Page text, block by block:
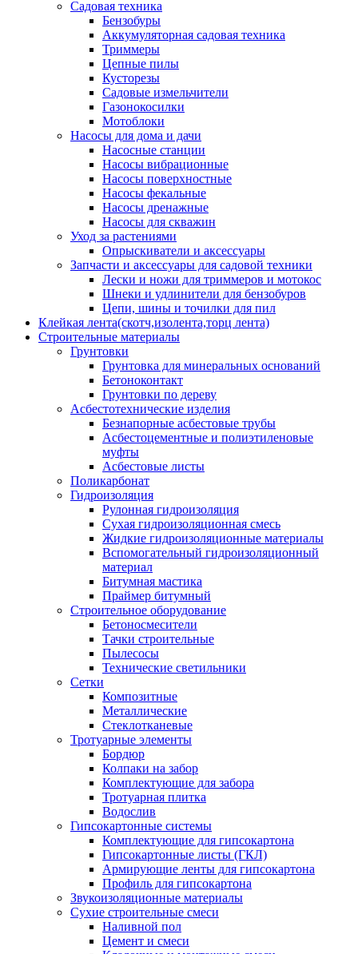
Садовая техника
Бензобуры
Аккумуляторная садовая техника
Триммеры
Цепные пилы
Кусторезы
Садовые измельчители
Газонокосилки
Мотоблоки
Насосы для дома и дачи
Насосные станции
Насосы вибрационные
Насосы поверхностные
Насосы фекальные
Насосы дренажные
Насосы для скважин
Уход за растениями
Опрыскиватели и аксессуары
Запчасти и аксессуары для садовой техники
Лески и ножи для триммеров и мотокос
Шнеки и удлинители для бензобуров
Цепи, шины и точилки для пил
Клейкая лента(скотч,изолента,торц лента)
Строительные материалы
Грунтовки
Грунтовка для минеральных оснований
Бетоноконтакт
Грунтовки по дереву
Асбестотехнические изделия
Безнапорные асбестовые трубы
Асбестоцементные и полиэтиленовые
муфты
Асбестовые листы
Поликарбонат
Гидроизоляция
Рулонная гидроизоляция
Сухая гидроизоляционная смесь
Жидкие гидроизоляционные материалы
Вспомогательный гидроизоляционный
материал
Битумная мастика
Праймер битумный
Строительное оборудование
Бетоносмесители
Тачки строительные
Пылесосы
Технические светильники
Сетки
Композитные
Металлические
Стеклотканевые
Тротуарные элементы
Бордюр
Колпаки на забор
Комплектующие для забора
Тротуарная плитка
Водослив
Гипсокартонные системы
Комплектующие для гипсокартона
Гипсокартонные листы (ГКЛ)
Армирующие ленты для гипсокартона
Профиль для гипсокартона
Звукоизоляционные материалы
Сухие строительные смеси
Наливной пол
Цемент и смеси